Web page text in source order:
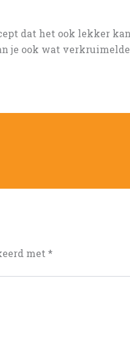
dat het ook lekker
je ook wat
met *